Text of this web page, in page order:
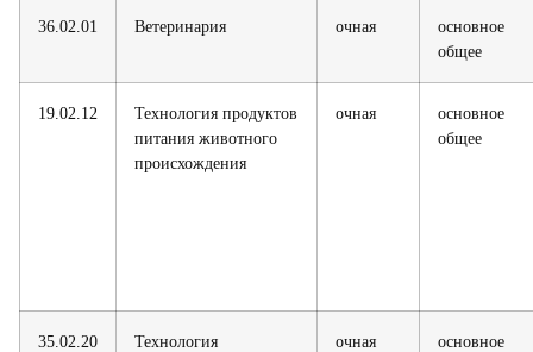
36.02.01 Ветеринария очная
основное
общее
19.02.12
Технология продуктов
питания животного
происхождения
очная
основное
общее
35.02.20
Технология
очная
основное